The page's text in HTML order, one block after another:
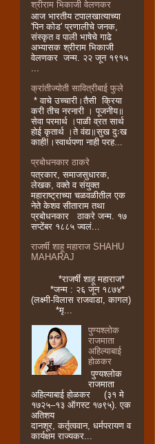
श्रीराम भिकाजी वेलणकर
आज भारतीय टपालखात्याच्या
'पिन कोड' प्रणालीचे जनक,
संस्कृत व पाली भाषेचे गाढे
अभ्यासक श्रीराम भिकाजी
वेलणकर जन्म. २२ जून १९१५
...
क्रांतीज्योती सावित्रीबाई फुले
* वाचे उच्चारी।तैसी क्रिया
करी तीच नरनारी । पूजनीय॥
सेवा परमार्थ ।पाळी व्रत सार्थ
होई कृतार्थ ।ते वंद्य॥सुख दुःख
काही!।स्वार्थपणा नाही परह...
प्रबोधनकार ठाकरे
पत्रकार, समाजसुधारक,
लेखक, वक्ते व संयुक्त
महाराष्ट्राच्या चळवळीतील एक
नेते केशव सीताराम तथा
प्रबोधनकार ठाकरे जन्म. १७
सप्टेंबर १८८५ ज्वलं...
राजर्षी शाहू महाराज SHAHU
MAHARAJ
*राजर्षी शाहू महाराज*
*जन्म : २६ जून १८७४*
(लक्ष्मी-विलास राजवाडा, कागल)
*मृ...
पुण्यश्लोक
राजमाता
अहिल्याबाई
होळकर
पुण्यश्लोक
राजमाता
अहिल्याबाई होळकर (३१ मे
१७२५–१३ ऑगस्ट १७९५). एक
अतिशय
दानशूर, कर्तृत्ववान, धर्मपरायण व
कार्यक्षम राज्यकर...